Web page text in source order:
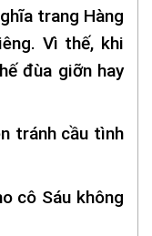
trang Hàng
Vì thế, khi
đùa giỡn hay
tránh cầu tình
cô Sáu không